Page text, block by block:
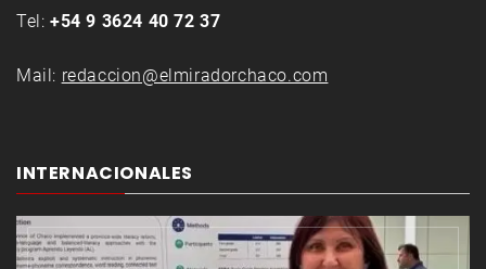
Tel: +54 9 3624 40 72 37
Mail: redaccion@elmiradorchaco.com
INTERNACIONALES